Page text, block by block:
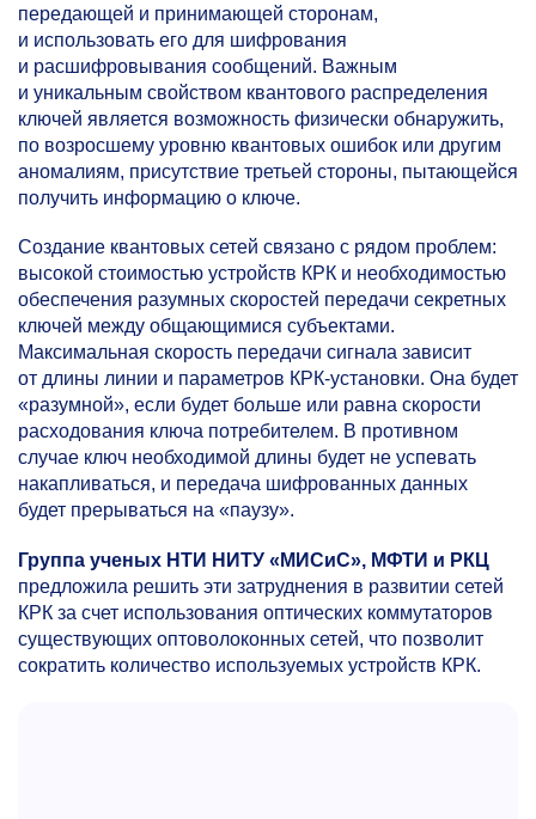
передающей и принимающей сторонам,
и использовать его для шифрования
и расшифровывания сообщений. Важным
и уникальным свойством квантового распределения
ключей является возможность физически обнаружить,
по возросшему уровню квантовых ошибок или другим
аномалиям, присутствие третьей стороны, пытающейся
получить информацию о ключе.
Создание квантовых сетей связано с рядом проблем:
высокой стоимостью устройств КРК и необходимостью
обеспечения разумных скоростей передачи секретных
ключей между общающимися субъектами.
Максимальная скорость передачи сигнала зависит
от длины линии и параметров КРК-установки. Она будет
«разумной», если будет больше или равна скорости
расходования ключа потребителем. В противном
случае ключ необходимой длины будет не успевать
накапливаться, и передача шифрованных данных
будет прерываться на «паузу».
Группа ученых НТИ НИТУ «МИСиС», МФТИ и РКЦ
предложила решить эти затруднения в развитии сетей
КРК за счет использования оптических коммутаторов
существующих оптоволоконных сетей, что позволит
сократить количество используемых устройств КРК.